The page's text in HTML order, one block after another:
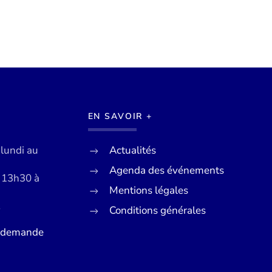
au
à
EN SAVOIR +
Actualités
Agenda des événements
Mentions légales
Conditions générales